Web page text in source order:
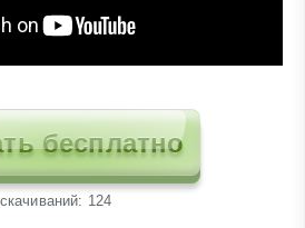
бесплатно
cкачиваний: 124